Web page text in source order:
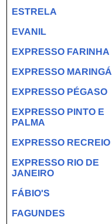
ESTRELA
EVANIL
EXPRESSO FARINHA
EXPRESSO MARINGÁ
EXPRESSO PÉGASO
EXPRESSO PINTO E
PALMA
EXPRESSO RECREIO
EXPRESSO RIO DE
JANEIRO
FÁBIO'S
FAGUNDES